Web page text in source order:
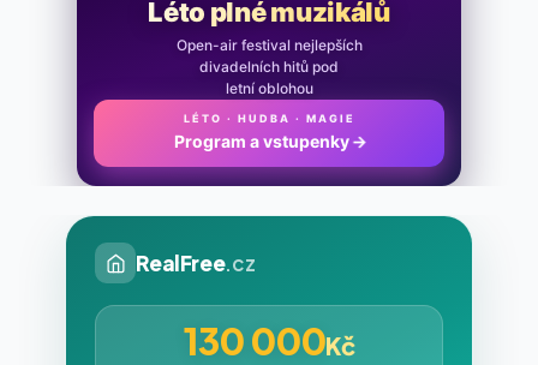
Léto plné muzikálů
Open-air festival nejlepších
divadelních hitů pod
letní oblohou
LÉTO · HUDBA · MAGIE
Program a vstupenky →
RealFree.cz
130 000Kč